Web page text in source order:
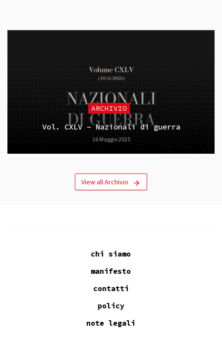
ARCHIVIO
Vol. CXLV – Nazionali di guerra
16 Maggio 2025
View all Archivio
chi siamo
manifesto
contatti
policy
note legali